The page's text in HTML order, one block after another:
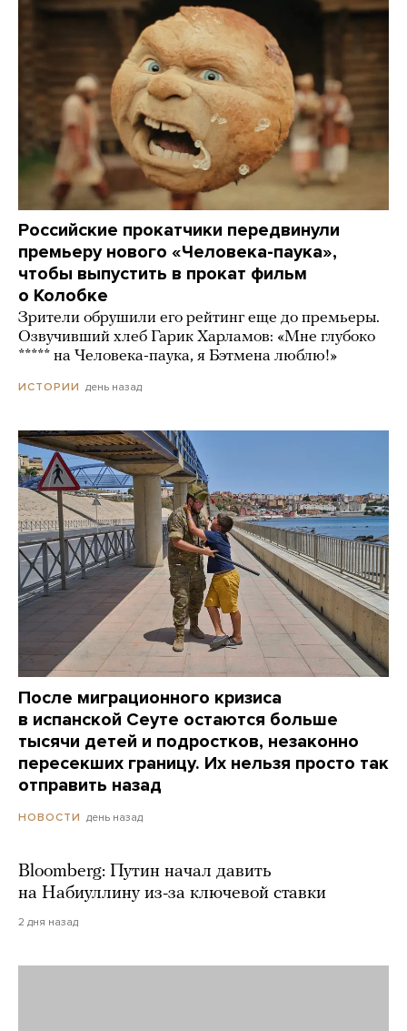
Российские прокатчики передвинули
премьеру нового «Человека-паука»,
чтобы выпустить в прокат фильм
о Колобке
Зрители обрушили его рейтинг еще до премьеры.
Озвучивший хлеб Гарик Харламов: «Мне глубоко
***** на Человека-паука, я Бэтмена люблю!»
ИСТОРИИ день назад
После миграционного кризиса
в испанской Сеуте остаются больше
тысячи детей и подростков, незаконно
пересекших границу. Их нельзя просто так
отправить назад
НОВОСТИ день назад
Bloomberg: Путин начал давить
на Набиуллину из-за ключевой ставки
2 дня назад